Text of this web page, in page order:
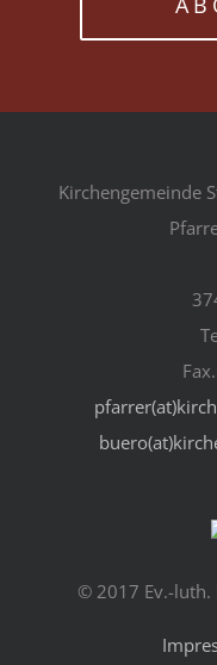
Kirchengemeinde
© 2017 Ev.-luth.